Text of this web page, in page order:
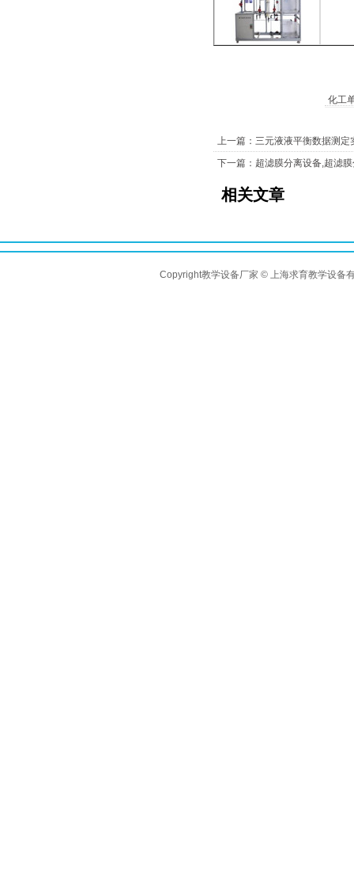
化工
上一篇：三元液液平衡数据测
下一篇：超滤膜分离设备,超滤
相关文章
Copyright教学设备厂家 © 上海求育教学设备